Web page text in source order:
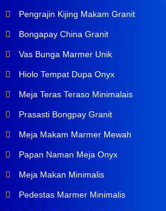
Pengrajin Kijing Makam Granit
Bongapay China Granit
Vas Bunga Marmer Unik
Hiolo Tempat Dupa Onyx
Meja Teras Teraso Minimalais
Prasasti Bongpay Granit
Meja Makam Marmer Mewah
Papan Naman Meja Onyx
Meja Makan Minimalis
Pedestas Marmer Minimalis